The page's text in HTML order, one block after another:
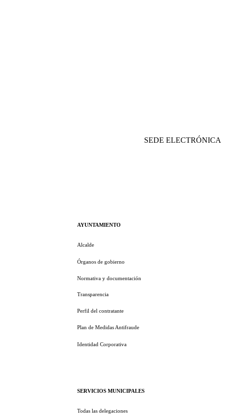
SEDE ELECTRÓNICA
AYUNTAMIENTO
Alcalde
Órganos de gobierno
Normativa y documentación
Transparencia
Perfil del contratante
Plan de Medidas Antifraude
Identidad Corporativa
SERVICIOS MUNICIPALES
Todas las delegaciones